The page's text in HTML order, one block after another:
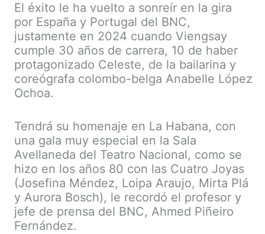
El éxito le ha vuelto a sonreír en la gira
por España y Portugal del BNC,
justamente en 2024 cuando Viengsay
cumple 30 años de carrera, 10 de haber
protagonizado Celeste, de la bailarina y
coreógrafa colombo-belga Anabelle López
Ochoa.
Tendrá su homenaje en La Habana, con
una gala muy especial en la Sala
Avellaneda del Teatro Nacional, como se
hizo en los años 80 con las Cuatro Joyas
(Josefina Méndez, Loipa Araujo, Mirta Plá
y Aurora Bosch), le recordó el profesor y
jefe de prensa del BNC, Ahmed Piñeiro
Fernández.